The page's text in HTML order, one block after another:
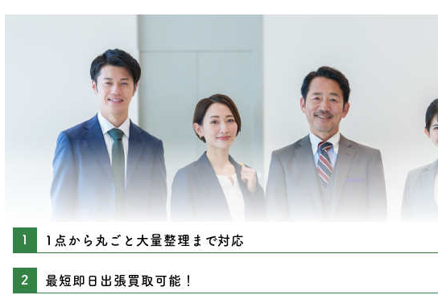
1点から丸ごと大量整理まで対応
最短即日出張買取可能！